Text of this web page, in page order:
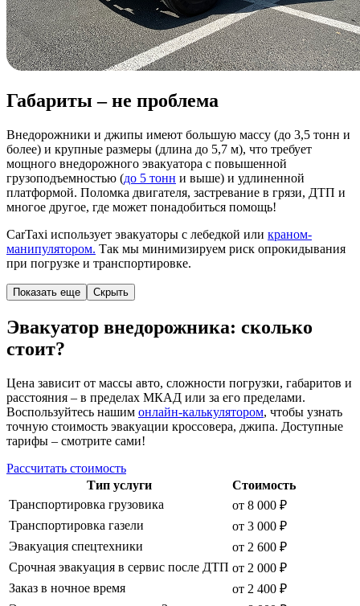
Габариты – не проблема
Внедорожники и джипы имеют большую массу (до 3,5 тонн и
более) и крупные размеры (длина до 5,7 м), что требует
мощного внедорожного эвакуатора с повышенной
грузоподъемностью (до 5 тонн и выше) и удлиненной
платформой. Поломка двигателя, застревание в грязи, ДТП и
многое другое, где может понадобиться помощь!
CarTaxi использует эвакуаторы с лебедкой или краном-
манипулятором. Так мы минимизируем риск опрокидывания
при погрузке и транспортировке.
Показать еще Скрыть
Эвакуатор внедорожника: сколько
стоит?
Цена зависит от массы авто, сложности погрузки, габаритов и
расстояния – в пределах МКАД или за его пределами.
Воспользуйтесь нашим онлайн-калькулятором, чтобы узнать
точную стоимость эвакуации кроссовера, джипа. Доступные
тарифы – смотрите сами!
Рассчитать стоимость
Тип услуги
Стоимость
Транспортировка грузовика
от 8 000 ₽
Транспортировка газели
от 3 000 ₽
Эвакуация спецтехники
от 2 600 ₽
Срочная эвакуация в сервис после ДТП от 2 000 ₽
Заказ в ночное время
от 2 400 ₽